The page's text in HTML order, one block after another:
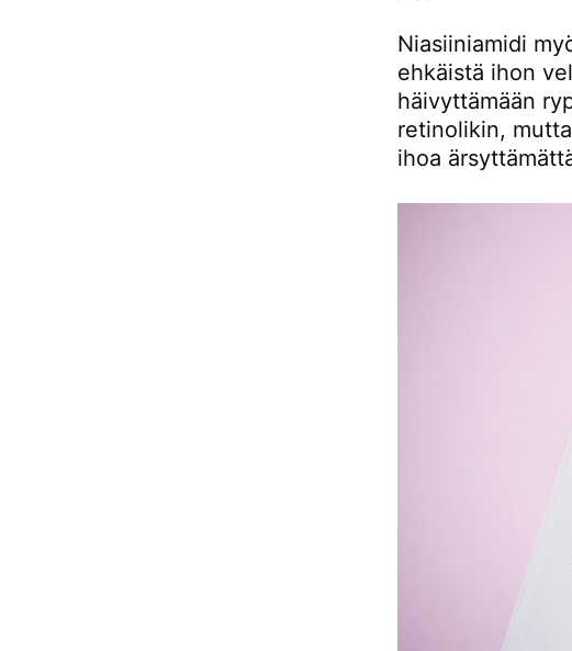
Niasiiniamidi
ehkäistä ihon
häivyttämään
retinolikin,
ihoa